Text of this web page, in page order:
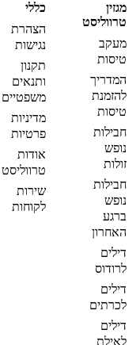
מגזין
טרווליסט
מעקב
טיסות
המדריך
להזמנת
טיסות
חבילות
נופש
זולות
חבילות
נופש
ברגע
האחרון
דילים
לרודוס
דילים
לכרתים
דילים
לאילת
כללי
הצהרת
נגישות
תקנון
ותנאים
משפטיים
מדיניות
פרטיות
אודות
טרווליסט
שירות
לקוחות